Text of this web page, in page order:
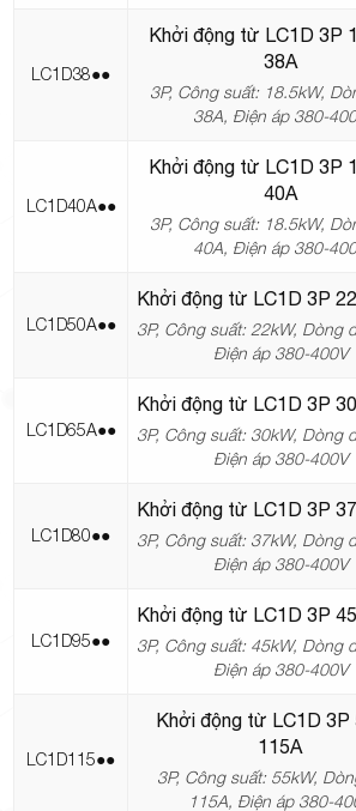
LC1D38●●
Khởi động từ LC1D 3P
38A
3P, Công suất: 18.5kW,
38A, Điện áp 380-
LC1D40A●●
Khởi động từ LC1D 3P
40A
3P, Công suất: 18.5kW,
40A, Điện áp 380-
LC1D50A●●
Khởi động từ LC1D 3P
3P, Công suất: 22kW, Dòng
Điện áp 380-400V
LC1D65A●●
Khởi động từ LC1D 3P
3P, Công suất: 30kW, Dòng
Điện áp 380-400V
LC1D80●●
Khởi động từ LC1D 3P
3P, Công suất: 37kW, Dòng
Điện áp 380-400V
LC1D95●●
Khởi động từ LC1D 3P
3P, Công suất: 45kW, Dòng
Điện áp 380-400V
LC1D115●●
Khởi động từ LC1D 3P
115A
3P, Công suất: 55kW,
115A, Điện áp 380-